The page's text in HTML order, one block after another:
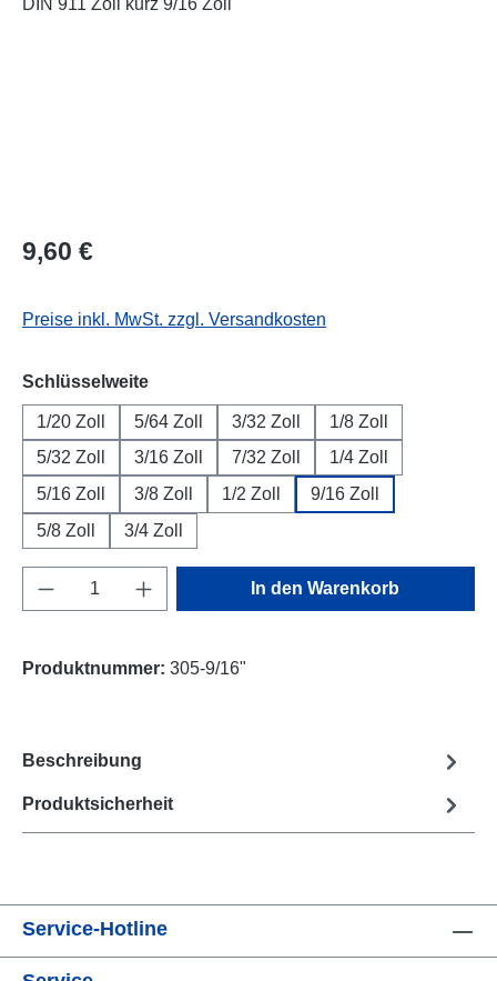
Regulärer Preis:
9,60 €
Preise inkl. MwSt. zzgl. Versandkosten
Schlüsselweiteauswählen
1/20 Zoll 5/64 Zoll 3/32 Zoll
1/8 Zoll
5/32 Zoll
3/16 Zoll 7/32 Zoll
1/4 Zoll
5/16 Zoll
3/8 Zoll 1/2 Zoll
9/16 Zoll
5/8 Zoll
3/4 Zoll
Produkt Anzahl: Gib den gewünschten
In den Warenkorb
Produktnummer: 305-9/16"
Beschreibung
Produktsicherheit
Service-Hotline